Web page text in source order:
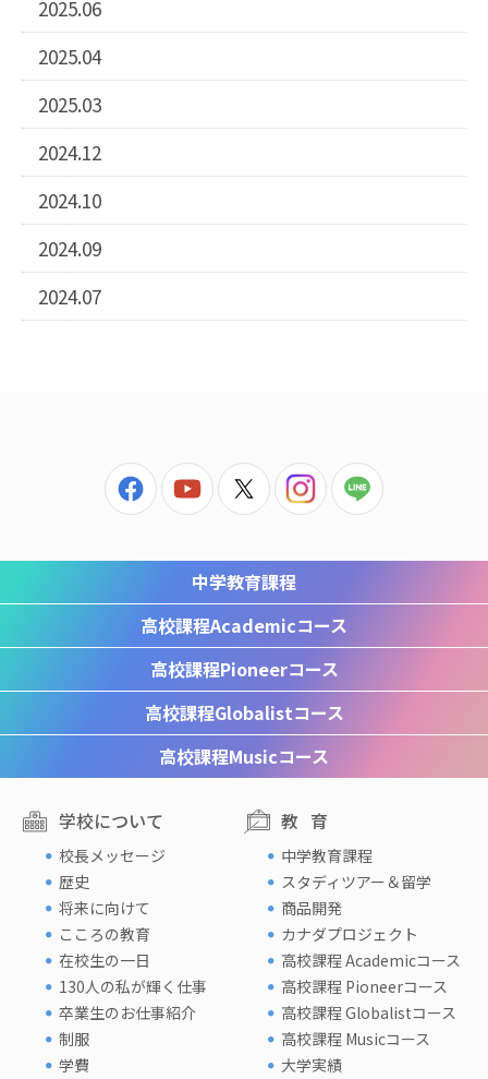
2025.06
2025.04
2025.03
2024.12
2024.10
2024.09
2024.07
中学教育課程
高校課程Academicコース
高校課程Pioneerコース
高校課程Globalistコース
高校課程Musicコース
学校について
校長メッセージ
歴史
将来に向けて
こころの教育
在校生の一日
130人の私が輝く仕事
卒業生のお仕事紹介
制服
学費
教育
中学教育課程
スタディツアー＆留学
商品開発
カナダプロジェクト
高校課程 Academicコース
高校課程 Pioneerコース
高校課程 Globalistコース
高校課程 Musicコース
大学実績